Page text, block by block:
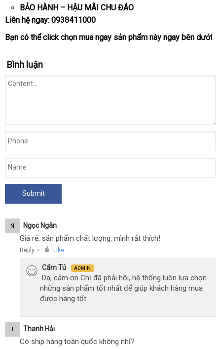
BẢO HÀNH – HẬU MÃI CHU ĐÁO
Liên hệ ngay: 0938411000
Bạn Pháp
có thểclick chọn mua ngay sản phẩm này ngay bên dưới
Bình luận
N Ngọc Ngân
Giá rẻ, sản phẩm chất lượng, mình rất thích!
Reply ● Like
Cẩm Tú ADMIN
Dạ, cảm ơn Chị đã phải hồi, hệ thống luôn lựa chọn
những sản phẩm tốt nhất để giúp khách hàng mua
được hàng tốt.
T Thanh Hải
Có ship hàng toàn quốc không nhỉ?